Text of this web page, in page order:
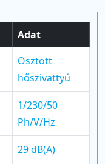
Adat
Osztott
hőszivattyú
1/230/50
Ph/V/Hz
29 dB(A)